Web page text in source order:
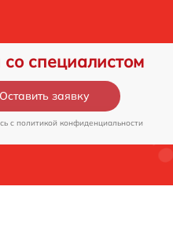
со специалистом
Оставить заявку
c политикой конфиденциальности